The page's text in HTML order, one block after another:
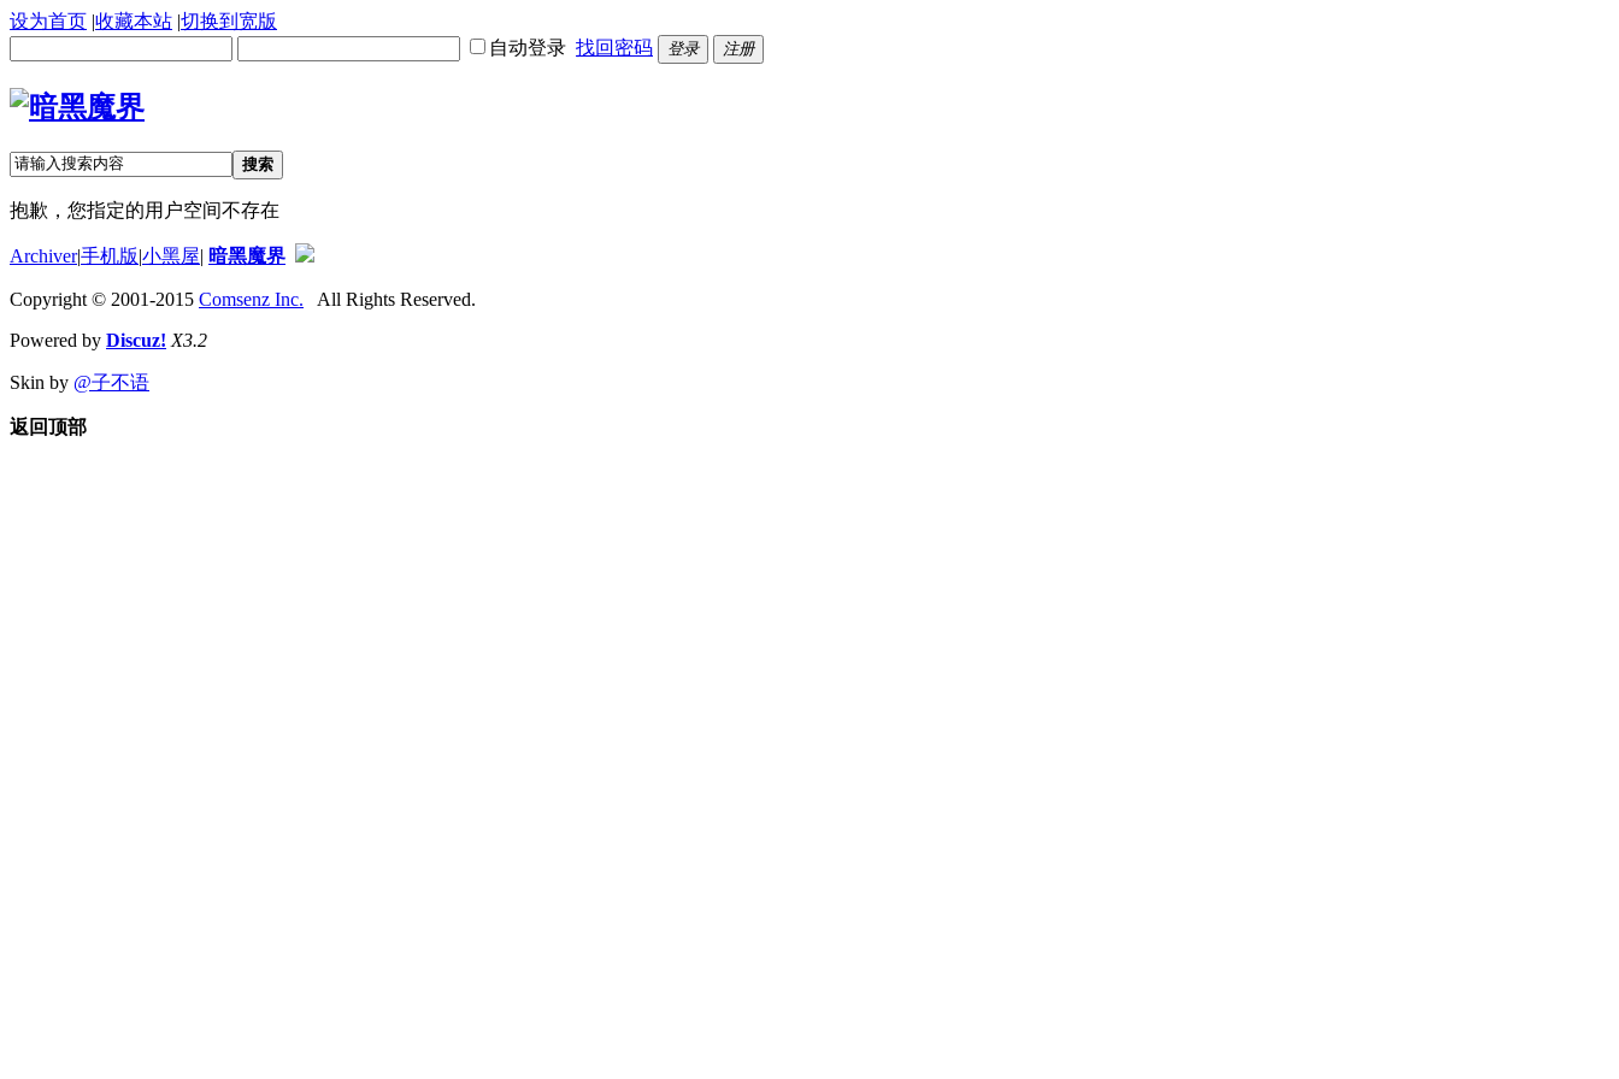
设为首页 |收藏本站 |切换到宽版
自动登录 找回密码 登录 注册
搜索
抱歉，您指定的用户空间不存在
Archiver|手机版|小黑屋| 暗黑魔界
Copyright © 2001-2015 Comsenz Inc. All Rights Reserved.
Powered by Discuz! X3.2
Skin by @子不语
返回顶部